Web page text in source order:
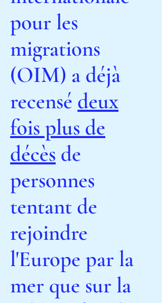
pour les
migrations
(OIM) a déjà
recensé deux
fois plus de
décès de
personnes
tentant de
rejoindre
l'Europe par la
mer que sur la